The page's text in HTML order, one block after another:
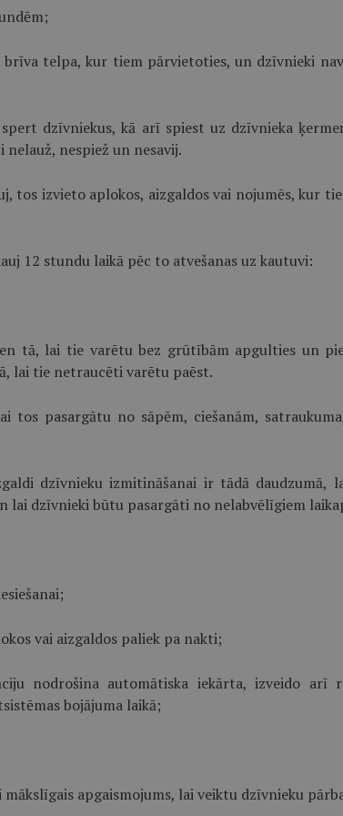
brīva telpa, kur tiem pārvietoties, un dzīvnieki
dzīvniekus, kā arī spiest uz dzīvnieka
nelauž, nespiež un nesavij.
tos izvieto aplokos, aizgaldos vai nojumēs, kur
12 stundu laikā pēc to atvešanas uz kautuvi:
tā, lai tie varētu bez grūtībām apgulties un
lai tie netraucēti varētu paēst.
tos pasargātu no sāpēm, ciešanām,
dzīvnieku izmitināšanai ir tādā daudzumā,
lai dzīvnieki būtu pasargāti no nelabvēlīgiem
vai aizgaldos paliek pa nakti;
nodrošina automātiska iekārta, izveido arī
bojājuma laikā;
mākslīgais apgaismojums, lai veiktu dzīvnieku